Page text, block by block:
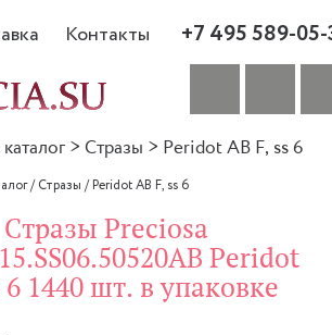
Контакты +7 495 589-
> Стразы > Peridot AB F, ss 6
/Стразы /Peridot AB F, ss 6
Стразы Preciosa
Peridot
6 1440 шт. в упаковке